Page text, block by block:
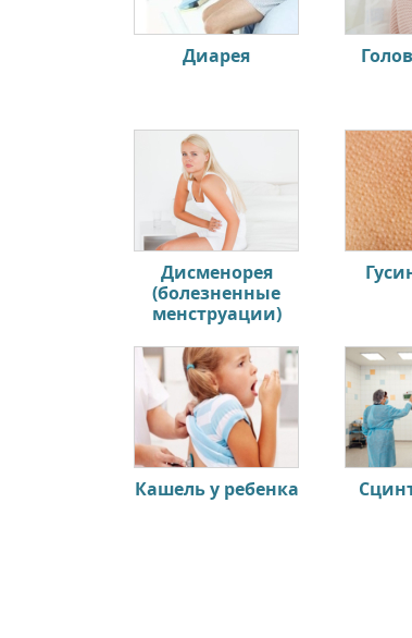
Диарея
Дисменорея
(болезненные
менструации)
Кашель у ребенка